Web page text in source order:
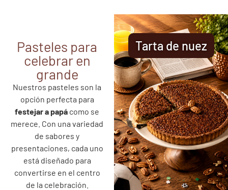
Pasteles para
celebrar en
grande
Nuestros pasteles son la
opción perfecta para
festejar a papá como se
merece. Con una variedad
de sabores y
presentaciones, cada uno
está diseñado para
convertirse en el centro
de la celebración.
Tarta de nuez